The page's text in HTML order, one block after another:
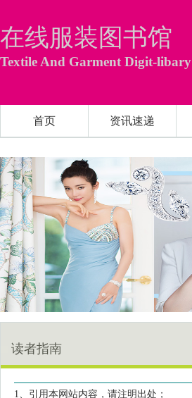
在线服装图书馆
Textile And Garment Digit-libary
首页 资讯速递
读者指南
1、引用本网站内容，请注明出处；